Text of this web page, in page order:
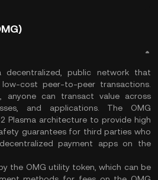
public network that
cost peer-to-peer transactions.
anyone can transact value across
and applications. The OMG
Plasma architecture to provide high
guarantees for third parties who
payment apps on the
the OMG utility token, which can be